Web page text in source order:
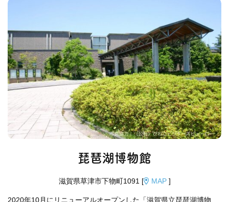
琵琶湖博物館
滋賀県草津市下物町1091 [ MAP]
2020年10月にリニューアルオープンした「滋賀県立琵琶湖博物